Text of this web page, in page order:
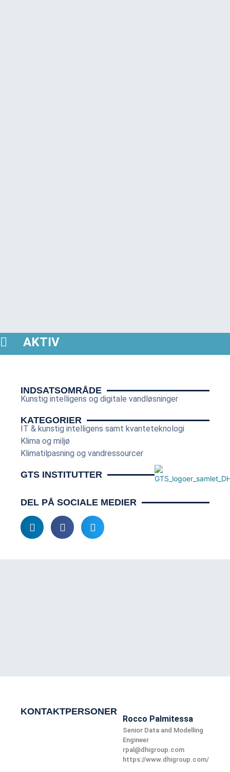
AKTIV
INDSATSOMRÅDE
Kunstig intelligens og digitale vandløsninger
KATEGORIER
IT & kunstig intelligens samt kvanteteknologi
Klima og miljø
Klimatilpasning og vandressourcer
GTS INSTITUTTER
DEL PÅ SOCIALE MEDIER
KONTAKTPERSONER
Rocco Palmitessa
Senior Data and Modelling
Engineer
rpal@dhigroup.com
https://www.dhigroup.com/